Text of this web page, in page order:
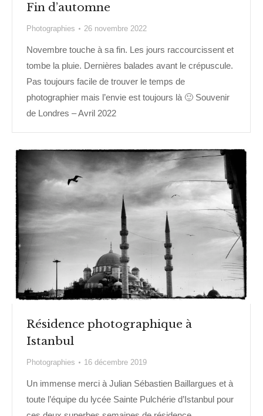
Fin d’automne
Photographies 26 novembre 2022
Novembre touche à sa fin. Les jours raccourcissent et
tombe la pluie. Dernières balades avant le crépuscule.
Pas toujours facile de trouver le temps de
photographier mais l’envie est toujours là 🙂 Souvenir
de Londres – Avril 2022
Résidence photographique à
Istanbul
Photographies 16 décembre 2019
Un immense merci à Julian Sébastien Baillargues et à
toute l’équipe du lycée Sainte Pulchérie d’Istanbul pour